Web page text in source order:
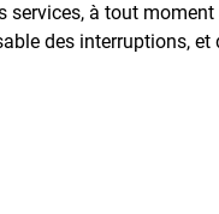
services, à tout
des interruptions,